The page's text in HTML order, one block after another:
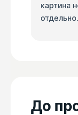
картина
отдельно.
До